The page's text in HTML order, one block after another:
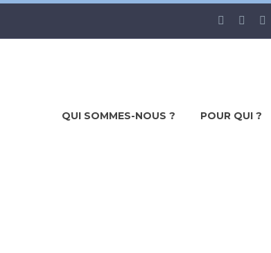
QUI SOMMES-NOUS ? POUR QUI ?